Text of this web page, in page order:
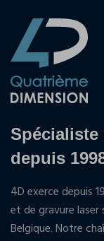
depuis
4D exerce depuis
et de gravure laser
Belgique. Notre